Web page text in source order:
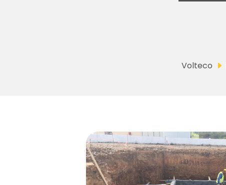
Volteco